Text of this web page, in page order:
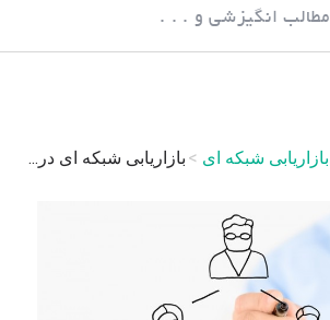
مطالب انگیزشی و . . .
بازاریابی شبکه ای > بازاریابی شبکه ای در...